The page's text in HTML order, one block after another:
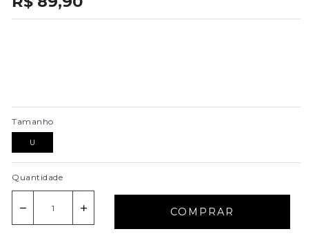
Tamanho
U
Quantidade
COMPRAR